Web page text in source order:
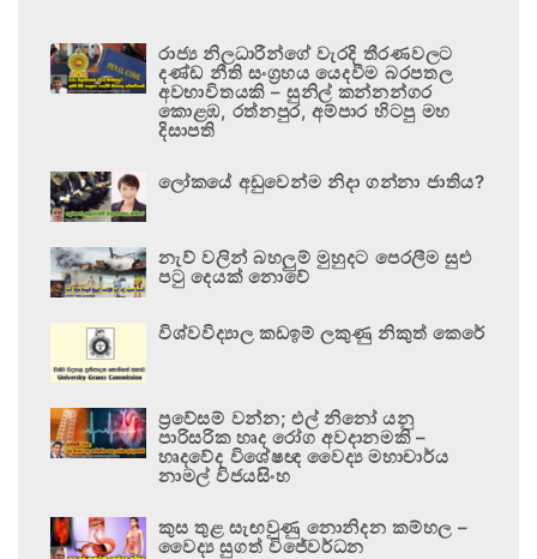
රාජ්‍ය නිලධාරීන්ගේ වැරදි තීරණවලට
දණ්ඩ නීති සංග්‍රහය යෙදවීම බරපතල
අවභාවිතයකි – සුනිල් කන්නන්ගර
කොළඹ, රත්නපුර, අම්පාර හිටපු මහ
දිසාපති
ලෝකයේ අඩුවෙන්ම නිදා ගන්නා ජාතිය?
නැව් වලින් බහලුම් මුහුදට පෙරලීම සුළු
පටු දෙයක් නොවේ
විශ්වවිද්‍යාල කඩඉම් ලකුණු නිකුත් කෙරේ
ප්‍රවේසම් වන්න; එල් නිනෝ යනු
පාරිසරික හෘද රෝග අවදානමකි –
හෘදවේද විශේෂඥ වෛද්‍ය මහාචාර්ය
නාමල් විජයසිංහ
කුස තුළ සැඟවුණු නොනිදන කම්හල –
වෛද්‍ය සුගත් විජේවර්ධන